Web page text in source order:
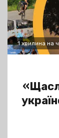
1 хвилина на